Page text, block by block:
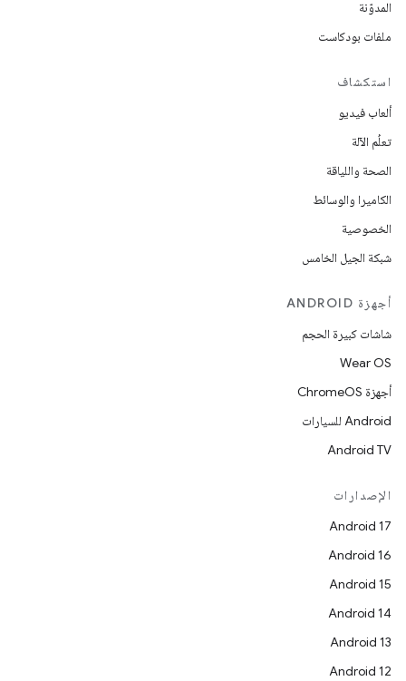
المدوّنة
ملفات بودكاست
استكشاف
ألعاب فيديو
تعلُم الآلة
الصحة واللياقة
الكاميرا والوسائط
الخصوصية
شبكة الجيل الخامس
أجهزة ANDROID
شاشات كبيرة الحجم
Wear OS
أجهزة ChromeOS
Android للسيارات
Android TV
الإصدارات
Android 17
Android 16
Android 15
Android 14
Android 13
Android 12